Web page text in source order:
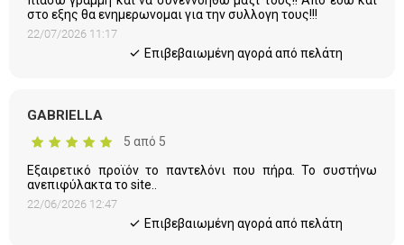
στο εξης θα ενημερωνομαι για την συλλογη τους!!!
22/07/2026 11:17
Eπιβεβαιωμένη αγορά από πελάτη
GABRIELLA
5 από 5
Εξαιρετικό προϊόν το παντελόνι που πήρα. Το συστήνω
ανεπιφύλακτα το site..
22/06/2026 12:47
Eπιβεβαιωμένη αγορά από πελάτη